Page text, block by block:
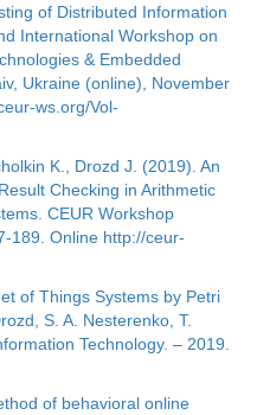
of Distributed Information
International Workshop on
& Embedded
Ukraine (online), November
ws.org/Vol-
K., Drozd J. (2019). An
Checking in Arithmetic
CEUR Workshop
189. Online http://ceur-
of Things Systems by Petri
S. A. Nesterenko, T.
Technology. – 2019.
of behavioral online